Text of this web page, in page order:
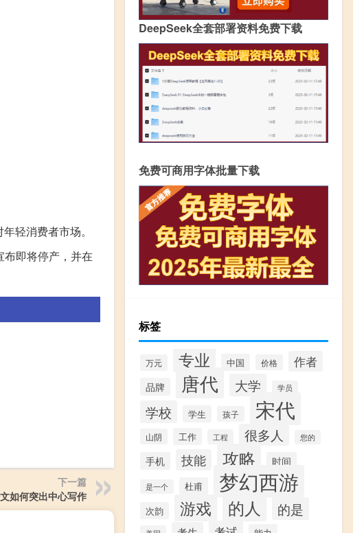
轻消费者市场。
即将停产，并在
下一篇
如何突出中心写作
DeepSeek全套部署资料免费下载
免费可商用字体批量下载
标签
万元 专业 中国 价格 作者
品牌 唐代 大学 学员
学校 学生 孩子 宋代
山阴 工作 工程 很多人 您的
手机 技能 攻略 时间
是一个 杜甫 梦幻西游
次韵 游戏 的人 的是